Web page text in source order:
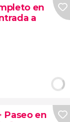
en
a
Paseo en